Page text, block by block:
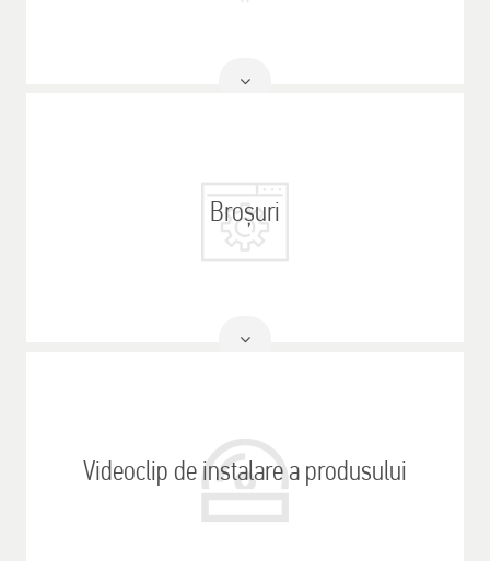
Broșuri
Videoclip de instalare a produsului